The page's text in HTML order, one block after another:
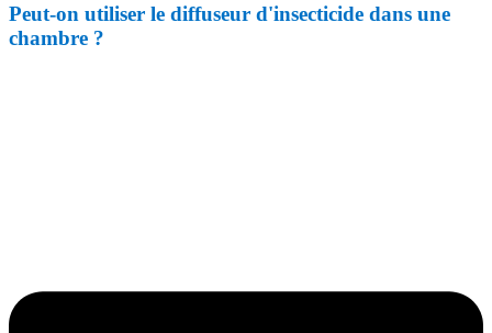
Peut-on utiliser le diffuseur d'insecticide dans une
chambre ?